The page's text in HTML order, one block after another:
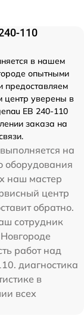
110
в нашем
опытными
предоставляем
центр уверены в
EB 240-110
заказа на
выполняется на
оборудования
наш мастер
центр
обратно.
сотрудник
работ над
диагностика
в
всех